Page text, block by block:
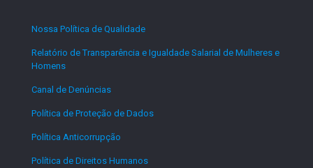
Nossa Política de Qualidade
Relatório de Transparência e Igualdade Salarial de Mulheres e
Homens
Canal de Denúncias
Política de Proteção de Dados
Política Anticorrupção
Política de Direitos Humanos